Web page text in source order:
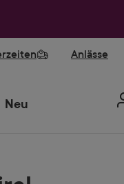
Anlässe
Neu